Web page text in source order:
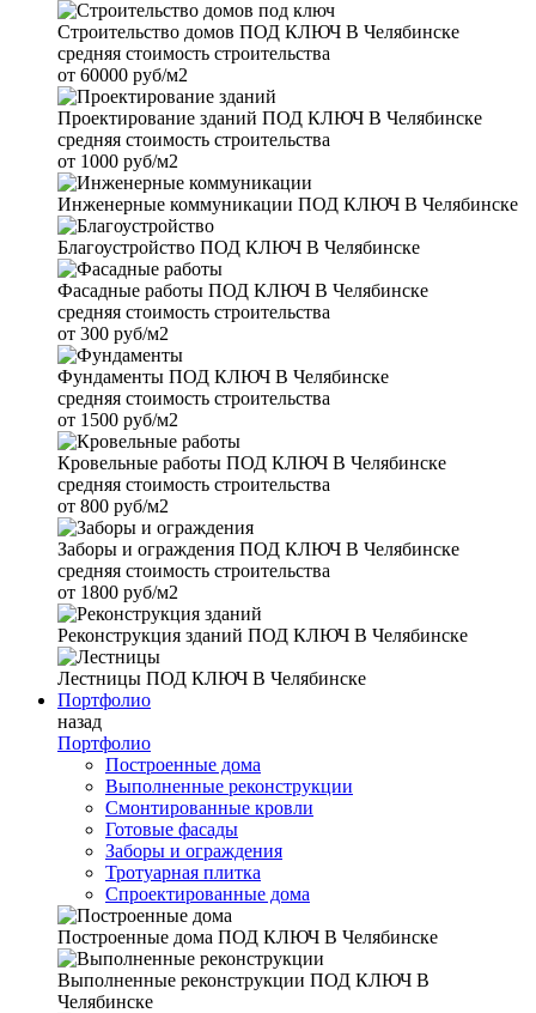
Строительство домов ПОД КЛЮЧ В Челябинске
средняя стоимость строительства
от 60000 руб/м2
Проектирование зданий ПОД КЛЮЧ В Челябинске
средняя стоимость строительства
от 1000 руб/м2
Инженерные коммуникации ПОД КЛЮЧ В Челябинске
Благоустройство ПОД КЛЮЧ В Челябинске
Фасадные работы ПОД КЛЮЧ В Челябинске
средняя стоимость строительства
от 300 руб/м2
Фундаменты ПОД КЛЮЧ В Челябинске
средняя стоимость строительства
от 1500 руб/м2
Кровельные работы ПОД КЛЮЧ В Челябинске
средняя стоимость строительства
от 800 руб/м2
Заборы и ограждения ПОД КЛЮЧ В Челябинске
средняя стоимость строительства
от 1800 руб/м2
Реконструкция зданий ПОД КЛЮЧ В Челябинске
Лестницы ПОД КЛЮЧ В Челябинске
Портфолио
назад
Портфолио
Построенные дома
Выполненные реконструкции
Смонтированные кровли
Готовые фасады
Заборы и ограждения
Тротуарная плитка
Спроектированные дома
Построенные дома ПОД КЛЮЧ В Челябинске
Выполненные реконструкции ПОД КЛЮЧ В
Челябинске